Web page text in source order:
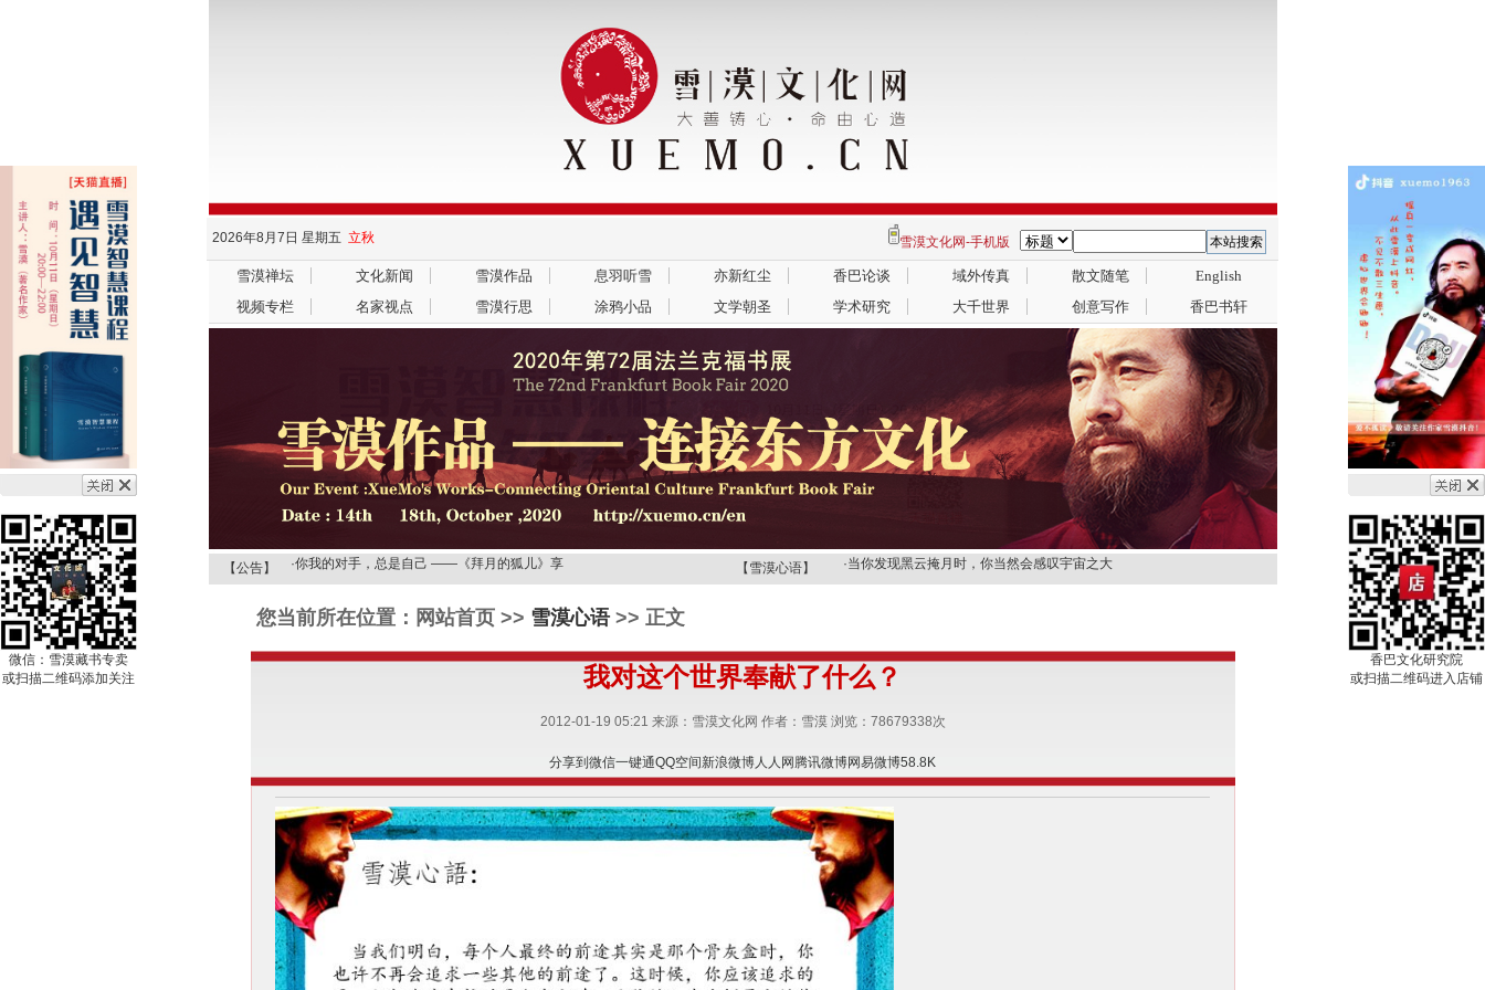
2026年8月7日 星期五 立秋 雪漠文化网-手机版
雪漠禅坛 文化新闻 雪漠作品 息羽听雪 亦新红尘 香巴论谈 域外传真 散文随笔
English
视频专栏
名家视点 雪漠行思 涂鸦小品 文学朝圣 学术研究 大千世界 创意写作 香巴书轩
【公告】
·你我的对手，总是自己 ——《拜月的狐儿》享
· 在诗歌的季节走进“春天”——《拜月的狐儿
《野狐岭》探秘之——解读木鱼爸忧伤的眼神
·你我的对手，总是自己 ——《拜月的狐儿》享
·《拜月的狐儿——雪漠的情诗或道歌》，读诗
·在诗歌的季节走进“春天”——《拜月的狐儿
·从阅读文学经典来品味《解读雪漠》——广州
·《野狐岭》探秘之——给梦想一次选择的机会
·《野狐岭》探秘之——骆驼的启示
·《野狐岭》探秘之——解读木鱼爸忧伤的眼神
【雪漠心语】
你眼里的世界是天堂，那就是天堂
·当你发现黑云掩月时，你当然会感叹宇宙之大
·领受狮子乳的，必须是上等的容器。
·你舍不得用念头去打扰它
·你眼里的世界是天堂，那就是天堂
·当你发现黑云掩月时，你当然会感叹宇宙之大
·当你的心成为观音时，你才具有观音的品德。
·【雪漠心语】要想改变别人，先从改变自己开
·【雪漠心语】上天派了你来，对我进行着一种
· 领受狮子乳的，必须是上等的容器。
·一切欲望都像梦一样，很快就会过去。
你舍不得用念头去打扰它
微信：雪漠藏书专卖
或扫描二维码添加关注
香巴文化研究院
或扫描二维码进入店铺
您当前所在位置：网站首页 >> 雪漠心语>> 正文
我对这个世界奉献了什么？
2012-01-19 05:21 来源：雪漠文化网 作者：雪漠 浏览： 78679338次
分享到 微信一键通QQ空间新浪微博人人网 腾讯微博网易微博58.8K